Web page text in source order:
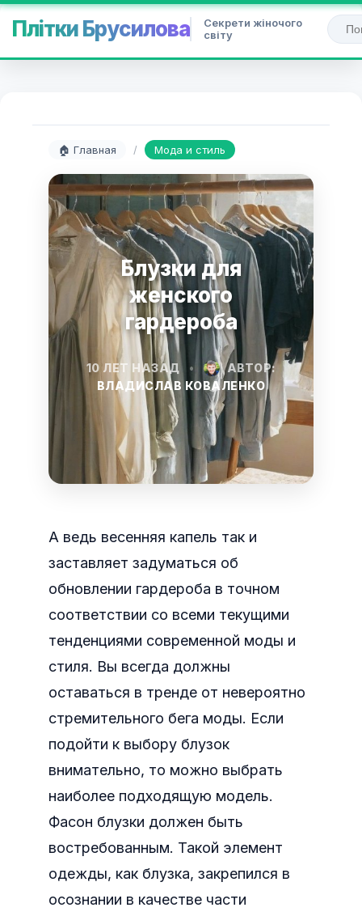
Плітки Брусилова
Секрети жіночого
світу
🏠 Главная / Мода и стиль
Блузки для
женского
гардероба
10 ЛЕТ НАЗАД •
АВТОР:
ВЛАДИСЛАВ КОВАЛЕНКО
А ведь весенняя капель так и
заставляет задуматься об
обновлении гардероба в точном
соответствии со всеми текущими
тенденциями современной моды и
стиля. Вы всегда должны
оставаться в тренде от невероятно
стремительного бега моды. Если
подойти к выбору блузок
внимательно, то можно выбрать
наиболее подходящую модель.
Фасон блузки должен быть
востребованным. Такой элемент
одежды, как блузка, закрепился в
осознании в качестве части